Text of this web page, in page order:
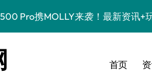
Pro携MOLLY来袭！最新资讯+
Find X9 Pro亮点大揭秘，实用技
首页